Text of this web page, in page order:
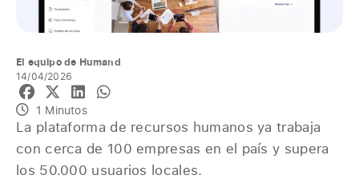
El equipo de Humand
14/04/2026
1 Minutos
La plataforma de recursos humanos ya trabaja
con cerca de 100 empresas en el país y supera
los 50.000 usuarios locales.